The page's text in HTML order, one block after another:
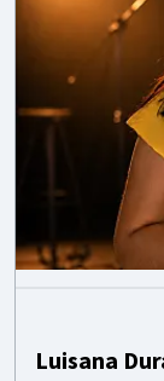
Luisana